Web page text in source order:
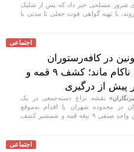
شرور مسلحی خبر داد که پس از شلیک
با تهیه گواهی فوت جعلی تا مدتی با
اجتماعی
در کافه‌رستوران
شهران ناکام ماند؛ کشف ۹ قمه و
پیش از درگیری
نقشه نزاع دسته‌جمعی در یک
در محدوده شهران با اقدام به‌موقع
پلیس ناکام ماند؛ مأموران در بازرسی از این واحد صنفی ۹ تیغه قمه و شمشیر کشف
اجتماعی